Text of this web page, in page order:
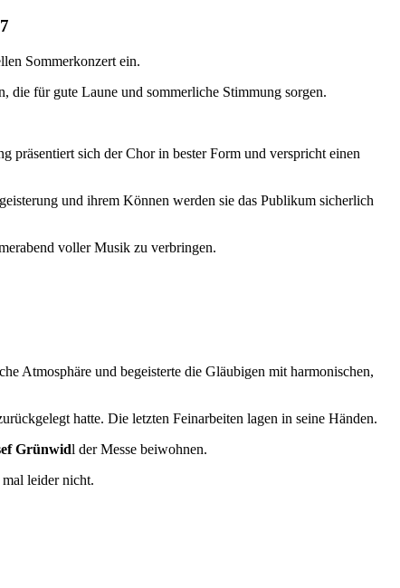
Sommerkonzert ein.
die für gute Laune und sommerliche Stimmung sorgen.
präsentiert sich der Chor in bester Form und verspricht einen
und ihrem Können werden sie das Publikum sicherlich
voller Musik zu verbringen.
Atmosphäre und begeisterte die Gläubigen mit harmonischen,
hatte. Die letzten Feinarbeiten lagen in seine Händen.
Grünwidl der Messe beiwohnen.
leider nicht.